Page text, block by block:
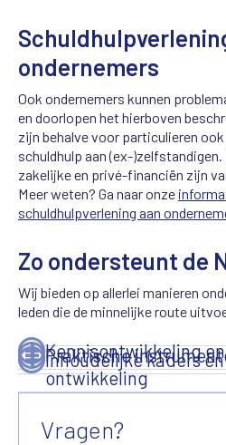
ondernemers
Ook ondernemers kunnen
en doorlopen het hierboven
zijn behalve voor particulieren
schuldhulp aan (ex-
zakelijke en privé-financiën zijn
Meer weten? Ga naar onze
schuldhulpverlening aan
Zo ondersteunt de
Wij bieden op allerlei manieren
leden die de minnelijke route
Inhoudelijke kaders
Praktische
Kennisontwikkeling
ontwikkeling
Vragen?